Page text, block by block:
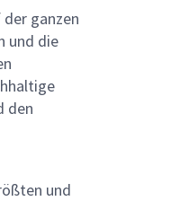
ganzen
und die
den
und